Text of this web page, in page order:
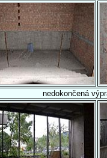
nedokončená